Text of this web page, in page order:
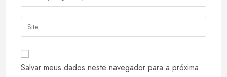
de
usuário
para
comentar
seu
endereço
de
mail
para
Digite
o
URL
do
seu
Salvar meus dados neste navegador para a próxima